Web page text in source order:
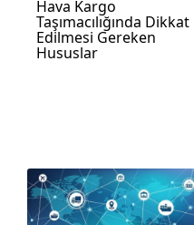
Hava Kargo
Taşımacılığında Dikkat
Edilmesi Gereken
Hususlar